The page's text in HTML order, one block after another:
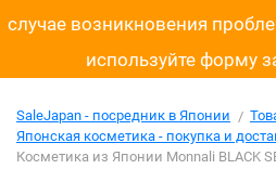
случае возникновения
используйте форму
SaleJapan - посредник в Японии
Японская косметика - покупка и
Косметика из Японии Monnali BLACK